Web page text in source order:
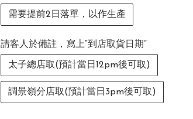
需要提前2日落單，以作生產
請客人於備註，寫上“到店取貨日期”
太子總店取(預計當日12pm後可取)
調景嶺分店取(預計當日3pm後可取)